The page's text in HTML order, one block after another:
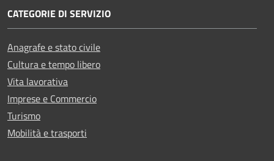
CATEGORIE DI SERVIZIO
Anagrafe e stato civile
Cultura e tempo libero
Vita lavorativa
Imprese e Commercio
Turismo
Mobilità e trasporti